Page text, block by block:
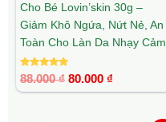
Cho Bé Lovin’skin 30g –
Giảm Khô Ngứa, Nứt Nẻ, An
Toàn Cho Làn Da Nhạy Cảm
Được xếp
hạng
5.00
88.000₫ 80.000 ₫